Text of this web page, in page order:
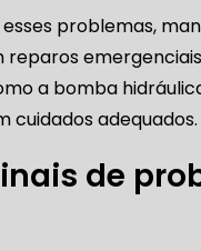
CONSERTO REPARO
DIREÇÃO
problemas,
a bomba
cuidados adequados.
de